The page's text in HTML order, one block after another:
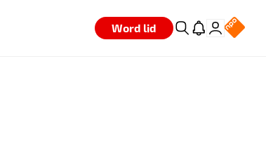
Word lid